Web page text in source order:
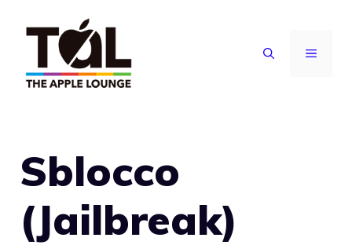
contenuto
MENU
Sblocco
(Jailbreak)